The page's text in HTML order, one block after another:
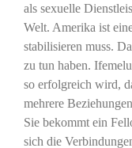
als sexuelle
Welt. Amerika ist
stabilisieren muss.
zu tun haben.
so erfolgreich wird,
mehrere
Sie bekommt ein
sich die